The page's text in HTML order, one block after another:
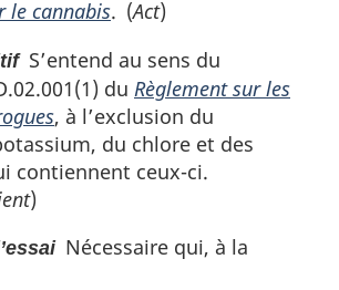
le cannabis. (Act)
S’entend au sens du
du Règlement sur les
, à l’exclusion du
du chlore et des
contiennent ceux-ci.
)
Nécessaire qui, à la